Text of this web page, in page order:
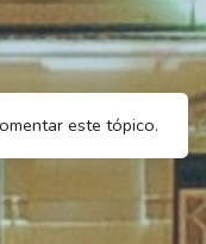
este tópico.